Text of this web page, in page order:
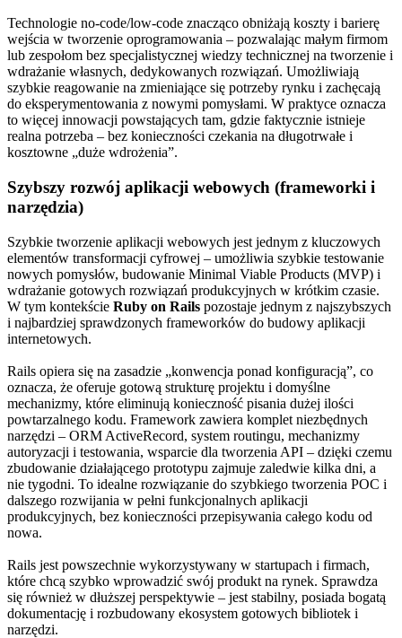
Technologie no-code/low-code znacząco obniżają koszty i barierę
wejścia w tworzenie oprogramowania – pozwalając małym firmom
lub zespołom bez specjalistycznej wiedzy technicznej na tworzenie i
wdrażanie własnych, dedykowanych rozwiązań. Umożliwiają
szybkie reagowanie na zmieniające się potrzeby rynku i zachęcają
do eksperymentowania z nowymi pomysłami. W praktyce oznacza
to więcej innowacji powstających tam, gdzie faktycznie istnieje
realna potrzeba – bez konieczności czekania na długotrwałe i
kosztowne „duże wdrożenia”.
Szybszy rozwój aplikacji webowych (frameworki i
narzędzia)
Szybkie tworzenie aplikacji webowych jest jednym z kluczowych
elementów transformacji cyfrowej – umożliwia szybkie testowanie
nowych pomysłów, budowanie Minimal Viable Products (MVP) i
wdrażanie gotowych rozwiązań produkcyjnych w krótkim czasie.
W tym kontekście Ruby on Rails pozostaje jednym z najszybszych
i najbardziej sprawdzonych frameworków do budowy aplikacji
internetowych.
Rails opiera się na zasadzie „konwencja ponad konfiguracją”, co
oznacza, że oferuje gotową strukturę projektu i domyślne
mechanizmy, które eliminują konieczność pisania dużej ilości
powtarzalnego kodu. Framework zawiera komplet niezbędnych
narzędzi – ORM ActiveRecord, system routingu, mechanizmy
autoryzacji i testowania, wsparcie dla tworzenia API – dzięki czemu
zbudowanie działającego prototypu zajmuje zaledwie kilka dni, a
nie tygodni. To idealne rozwiązanie do szybkiego tworzenia POC i
dalszego rozwijania w pełni funkcjonalnych aplikacji
produkcyjnych, bez konieczności przepisywania całego kodu od
nowa.
Rails jest powszechnie wykorzystywany w startupach i firmach,
które chcą szybko wprowadzić swój produkt na rynek. Sprawdza
się również w dłuższej perspektywie – jest stabilny, posiada bogatą
dokumentację i rozbudowany ekosystem gotowych bibliotek i
narzędzi.